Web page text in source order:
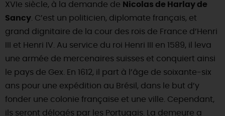
TOUT L'AGENDA
XVIe siècle, à la demande de Nicolas de Harlay de
Sancy . C’est un politicien, diplomate français, et
grand dignitaire de la cour des rois de France d’Henri
III et Henri IV. Au service du roi Henri III en 1589, il leva
une armée de mercenaires suisses et conquiert ainsi
le pays de Gex. En 1612, il part à l’âge de soixante-six
ans pour une expédition au Brésil, dans le but d’y
fonder une colonie française et une ville. Cependant,
ils seront délogés par les Portugais. La demeure a